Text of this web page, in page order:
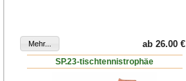
ab 26.00 €
SP.23-tischtennistrophäe